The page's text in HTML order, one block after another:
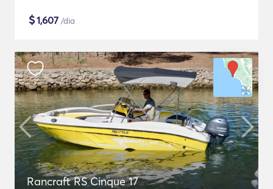
$1,607 /dia
Rancraft RS Cinque 17